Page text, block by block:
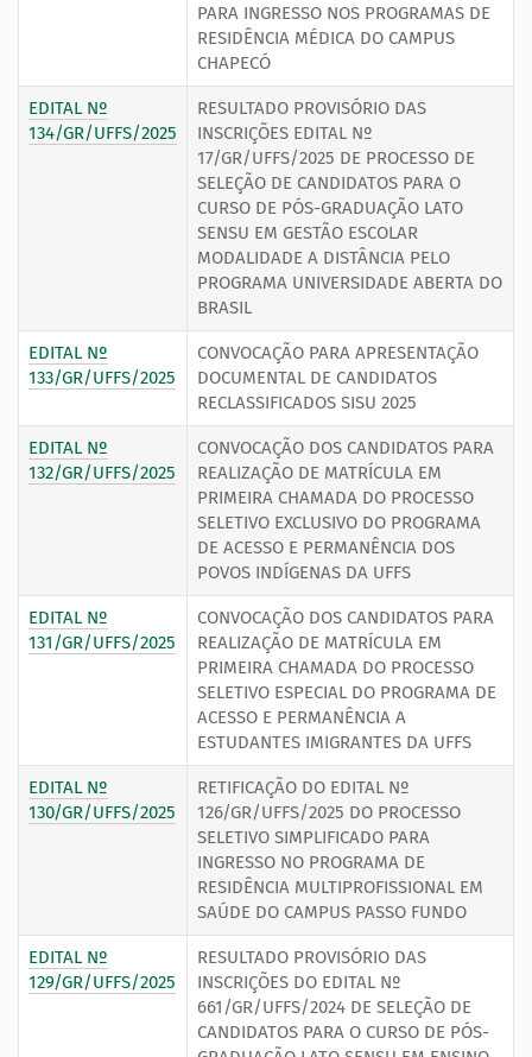
PARA INGRESSO NOS PROGRAMAS DE
RESIDÊNCIA MÉDICA DO CAMPUS
CHAPECÓ
EDITAL Nº
134/GR/UFFS/2025
RESULTADO PROVISÓRIO DAS
INSCRIÇÕES EDITAL Nº
17/GR/UFFS/2025 DE PROCESSO DE
SELEÇÃO DE CANDIDATOS PARA O
CURSO DE PÓS-GRADUAÇÃO LATO
SENSU EM GESTÃO ESCOLAR
MODALIDADE A DISTÂNCIA PELO
PROGRAMA UNIVERSIDADE ABERTA DO
BRASIL
EDITAL Nº
133/GR/UFFS/2025
CONVOCAÇÃO PARA APRESENTAÇÃO
DOCUMENTAL DE CANDIDATOS
RECLASSIFICADOS SISU 2025
EDITAL Nº
132/GR/UFFS/2025
CONVOCAÇÃO DOS CANDIDATOS PARA
REALIZAÇÃO DE MATRÍCULA EM
PRIMEIRA CHAMADA DO PROCESSO
SELETIVO EXCLUSIVO DO PROGRAMA
DE ACESSO E PERMANÊNCIA DOS
POVOS INDÍGENAS DA UFFS
EDITAL Nº
131/GR/UFFS/2025
CONVOCAÇÃO DOS CANDIDATOS PARA
REALIZAÇÃO DE MATRÍCULA EM
PRIMEIRA CHAMADA DO PROCESSO
SELETIVO ESPECIAL DO PROGRAMA DE
ACESSO E PERMANÊNCIA A
ESTUDANTES IMIGRANTES DA UFFS
EDITAL Nº
130/GR/UFFS/2025
RETIFICAÇÃO DO EDITAL Nº
126/GR/UFFS/2025 DO PROCESSO
SELETIVO SIMPLIFICADO PARA
INGRESSO NO PROGRAMA DE
RESIDÊNCIA MULTIPROFISSIONAL EM
SAÚDE DO CAMPUS PASSO FUNDO
EDITAL Nº
129/GR/UFFS/2025
RESULTADO PROVISÓRIO DAS
INSCRIÇÕES DO EDITAL Nº
661/GR/UFFS/2024 DE SELEÇÃO DE
CANDIDATOS PARA O CURSO DE PÓS-